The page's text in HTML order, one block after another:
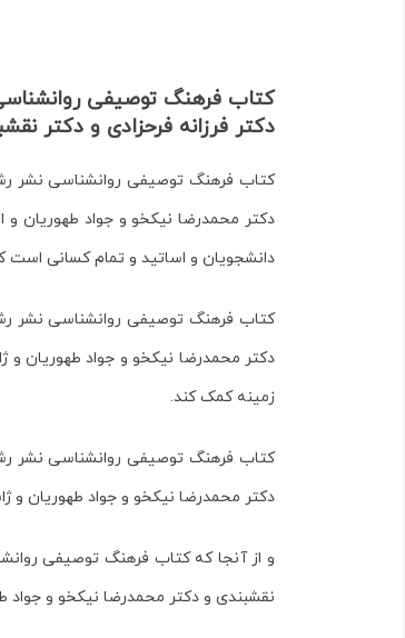
کتاب فرهنگ توصیفی
دکتر فرزانه فرحزادی و دکتر
کتاب فرهنگ توصیفی روانشناسی نشر
دکتر محمدرضا نیکخو و جواد طهوریان
دانشجویان و اساتید و تمام کسانی است
کتاب فرهنگ توصیفی روانشناسی نشر
دکتر محمدرضا نیکخو و جواد طهوریان و
زمینه کمک کند.
کتاب فرهنگ توصیفی روانشناسی نشر
دکتر محمدرضا نیکخو و جواد طهوریان و
و از آنجا کهکتاب فرهنگ توصیفی
نقشبندی و دکتر محمدرضا نیکخو و جواد